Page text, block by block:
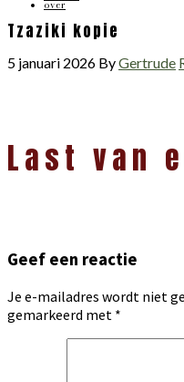
over
Tzaziki kopie
5 januari 2026 ByGertrude
Interacties
Last van
Geef een reactie
Je e-mailadres wordt niet
gemarkeerd met *